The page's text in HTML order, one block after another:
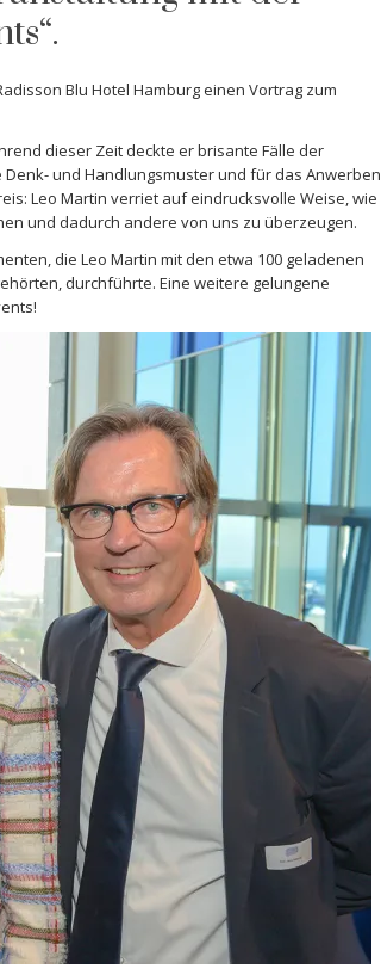
Blu Hotel Hamburg einen Vortrag zum
dieser Zeit deckte er brisante Fälle der
und Handlungsmuster und für das Anwerben
Leo Martin verriet auf eindrucksvolle Weise, wie
und dadurch andere von uns zu überzeugen.
die Leo Martin mit den etwa 100 geladenen
durchführte. Eine weitere gelungene